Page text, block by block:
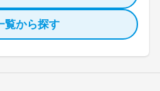
覧から探す